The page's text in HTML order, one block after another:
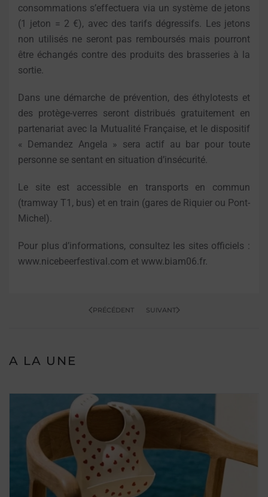
consommations s’effectuera via un système de jetons
(1 jeton = 2 €), avec des tarifs dégressifs. Les jetons
non utilisés ne seront pas remboursés mais pourront
être échangés contre des produits des brasseries à la
sortie.
Dans une démarche de prévention, des éthylotests et
des protège-verres seront distribués gratuitement en
partenariat avec la Mutualité Française, et le dispositif
« Demandez Angela » sera actif au bar pour toute
personne se sentant en situation d’insécurité.
Le site est accessible en transports en commun
(tramway T1, bus) et en train (gares de Riquier ou Pont-
Michel).
Pour plus d’informations, consultez les sites officiels :
www.nicebeerfestival.com et www.biam06.fr.
PRÉCÉDENT SUIVANT
A LA UNE